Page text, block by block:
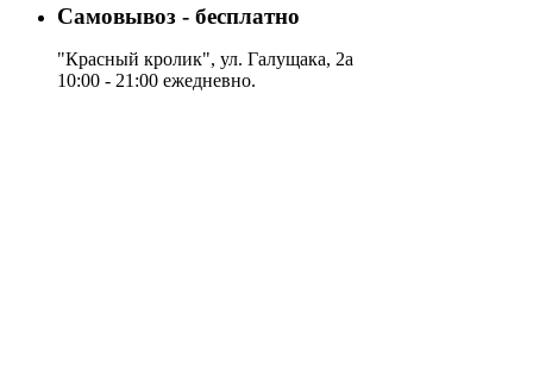
Самовывоз - бесплатно
"Красный кролик", ул. Галущака, 2а
10:00 - 21:00 ежедневно.